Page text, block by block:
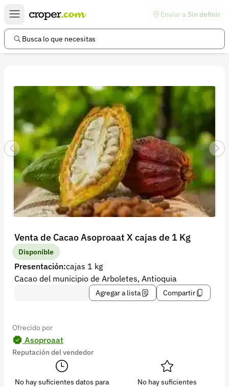
Enviar a Sin definir
Busca lo que necesitas
Venta de Cacao Asoproaat X cajas de 1 Kg
Disponible
Presentación:cajas 1 kg
Cacao del municipio de Arboletes, Antioquia
Agregar a lista Compartir
Ofrecido por
Asoproaat
Reputación del vendedor
No hay suficientes datos para
No hay suficientes
Enlaces de interés
Preguntas frecuentes
Información legal
Términos y condiciones
Política de devoluciones
Política de privacidad
Cuenta
Iniciar sesión
Registrarse
Recuperar contraseña
Contacto
Soporte
© 2026 Croper.com Todos los derechos reservados
Versión 5.45.0